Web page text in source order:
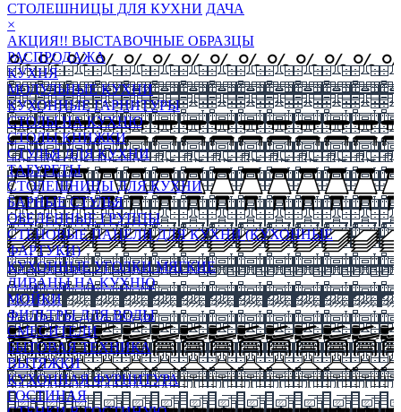
СТОЛЕШНИЦЫ ДЛЯ КУХНИ ДАЧА
×
АКЦИЯ!! ВЫСТАВОЧНЫЕ ОБРАЗЦЫ
РАСПРОДАЖА
КУХНЯ
МОДУЛЬНЫЕ КУХНИ
КУХОННЫЕ ГАРНИТУРЫ
СТОЛЫ НА КУХНЮ
СТОЛЫ КНИЖКИ
СТУЛЬЯ ДЛЯ КУХНИ
ТАБУРЕТЫ
СТОЛЕШНИЦЫ ДЛЯ КУХНИ
БАРНЫЕ СТУЛЬЯ
ОБЕДЕННЫЕ ГРУППЫ
СТЕНОВЫЕ ПАНЕЛИ ДЛЯ КУХНИ (КУХОННЫЕ
ФАРТУКИ)
КУХОННЫЕ УГОЛКИ МЯГКИЕ
ДИВАНЫ НА КУХНЮ
МОЙКИ
ФИЛЬТРЫ ДЛЯ ВОДЫ
СМЕСИТЕЛИ
БЫТОВАЯ ТЕХНИКА
ВЫТЯЖКИ
КУХОННАЯ ФУРНИТУРА
ГОСТИНАЯ